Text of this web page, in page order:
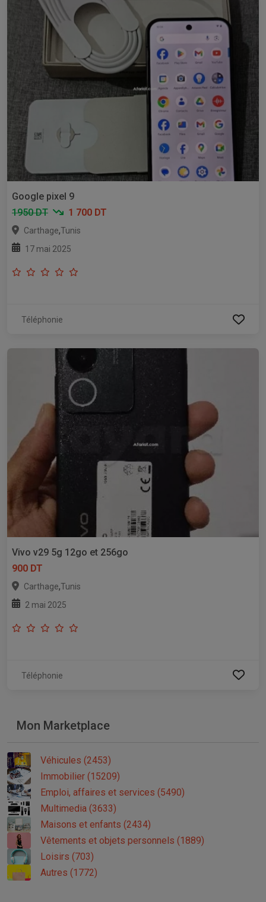
Google pixel 9
1950 DT
1 700 DT
Carthage,Tunis
17 mai 2025
Téléphonie
Vivo v29 5g 12go et 256go
900 DT
Carthage,Tunis
2 mai 2025
Téléphonie
Mon Marketplace
Véhicules (2453)
Immobilier (15209)
Emploi, affaires et services (5490)
Multimedia (3633)
Maisons et enfants (2434)
Vêtements et objets personnels (1889)
Loisirs (703)
Autres (1772)